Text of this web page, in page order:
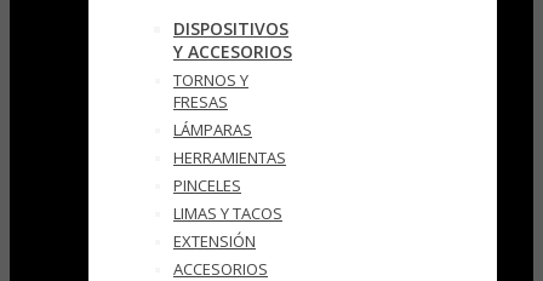
DISPOSITIVOS
Y ACCESORIOS
TORNOS Y
FRESAS
LÁMPARAS
HERRAMIENTAS
PINCELES
LIMAS Y TACOS
EXTENSIÓN
ACCESORIOS